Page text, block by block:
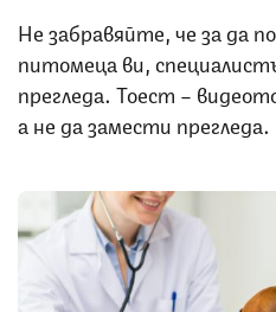
Не забравяйте, че за да
питомеца ви,
прегледа. Тоест –
а не да замести прегледа.